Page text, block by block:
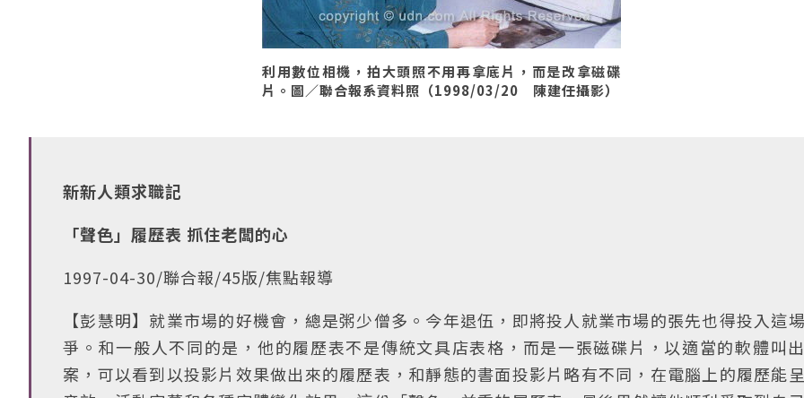
利用數位相機，拍大頭照不用再拿底片，而是改拿磁碟
片。圖／聯合報系資料照（1998/03/20 陳建任攝影）
新新人類求職記
「聲色」履歷表 抓住老闆的心
1997-04-30/聯合報/45版/焦點報導
【彭慧明】就業市場的好機會，總是粥少僧多。今年退伍，即將投人就業市場的張先也得投入這
爭。和一般人不同的是，他的履歷表不是傳統文具店表格，而是一張磁碟片，以適當的軟體叫
案，可以看到以投影片效果做出來的履歷表，和靜態的書面投影片略有不同，在電腦上的履歷能